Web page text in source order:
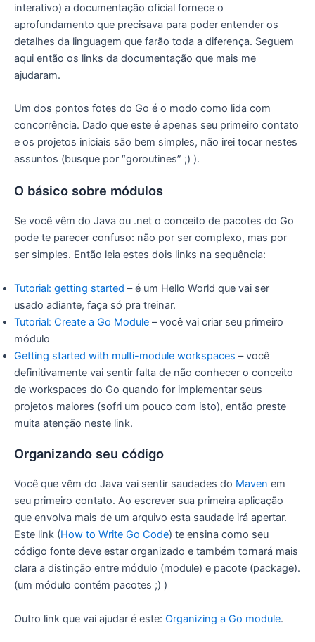
interativo) a documentação oficial fornece o
aprofundamento que precisava para poder entender os
detalhes da linguagem que farão toda a diferença. Seguem
aqui então os links da documentação que mais me
ajudaram.
Um dos pontos fotes do Go é o modo como lida com
concorrência. Dado que este é apenas seu primeiro contato
e os projetos iniciais são bem simples, não irei tocar nestes
assuntos (busque por “goroutines” ;) ).
O básico sobre módulos
Se você vêm do Java ou .net o conceito de pacotes do Go
pode te parecer confuso: não por ser complexo, mas por
ser simples. Então leia estes dois links na sequência:
Tutorial: getting started – é um Hello World que vai ser
usado adiante, faça só pra treinar.
Tutorial: Create a Go Module – você vai criar seu primeiro
módulo
Getting started with multi-module workspaces – você
definitivamente vai sentir falta de não conhecer o conceito
de workspaces do Go quando for implementar seus
projetos maiores (sofri um pouco com isto), então preste
muita atenção neste link.
Organizando seu código
Você que vêm do Java vai sentir saudades do Maven em
seu primeiro contato. Ao escrever sua primeira aplicação
que envolva mais de um arquivo esta saudade irá apertar.
Este link (How to Write Go Code) te ensina como seu
código fonte deve estar organizado e também tornará mais
clara a distinção entre módulo (module) e pacote (package).
(um módulo contém pacotes ;) )
Outro link que vai ajudar é este: Organizing a Go module.